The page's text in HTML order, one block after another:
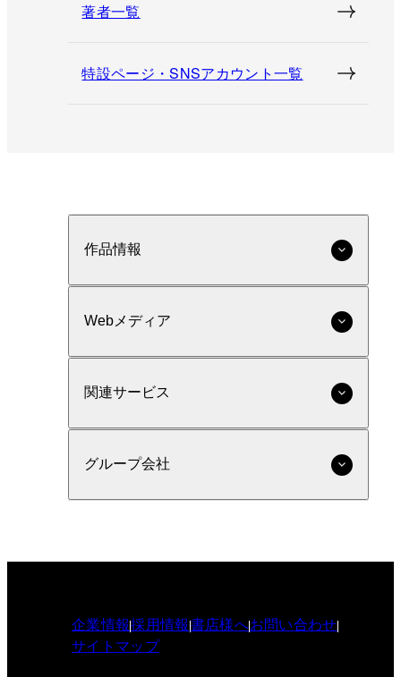
著者一覧
特設ページ・SNSアカウント一覧
作品情報
Webメディア
関連サービス
グループ会社
企業情報採用情報書店様へお問い合わせ
サイトマップ